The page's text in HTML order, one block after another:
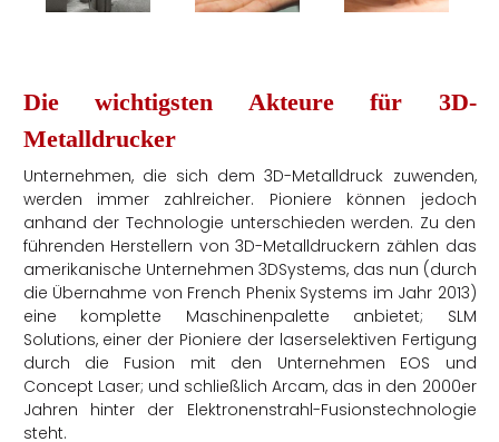
Die wichtigsten Akteure für 3D-
Metalldrucker
Unternehmen, die sich dem 3D-Metalldruck zuwenden,
werden immer zahlreicher. Pioniere können jedoch
anhand der Technologie unterschieden werden. Zu den
führenden Herstellern von 3D-Metalldruckern zählen das
amerikanische Unternehmen 3DSystems, das nun (durch
die Übernahme von French Phenix Systems im Jahr 2013)
eine komplette Maschinenpalette anbietet; SLM
Solutions, einer der Pioniere der laserselektiven Fertigung
durch die Fusion mit den Unternehmen EOS und
Concept Laser; und schließlich Arcam, das in den 2000er
Jahren hinter der Elektronenstrahl-Fusionstechnologie
steht.